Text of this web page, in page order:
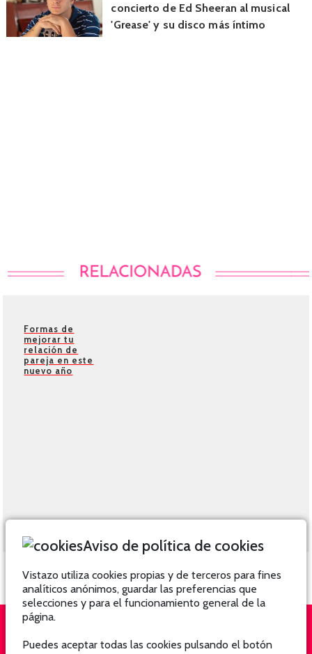
concierto de Ed Sheeran al musical
'Grease' y su disco más íntimo
Formas de
mejorar tu
relación de
pareja en este
nuevo año
QUIÉNES SOMOS
Aviso de política de cookies
Vistazo utiliza cookies propias y de terceros para fines
analíticos anónimos, guardar las preferencias que
selecciones y para el funcionamiento general de la
página.
Puedes aceptar todas las cookies pulsando el botón